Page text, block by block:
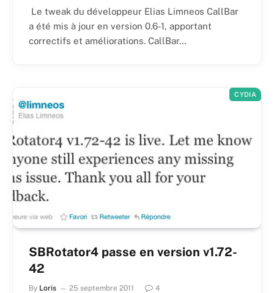
Le tweak du développeur Elias Limneos CallBar
a été mis à jour en version 0.6-1, apportant
correctifs et améliorations. CallBar…
CYDIA
SBRotator4 passe en version v1.72-
42
By Loris 25 septembre 2011 4